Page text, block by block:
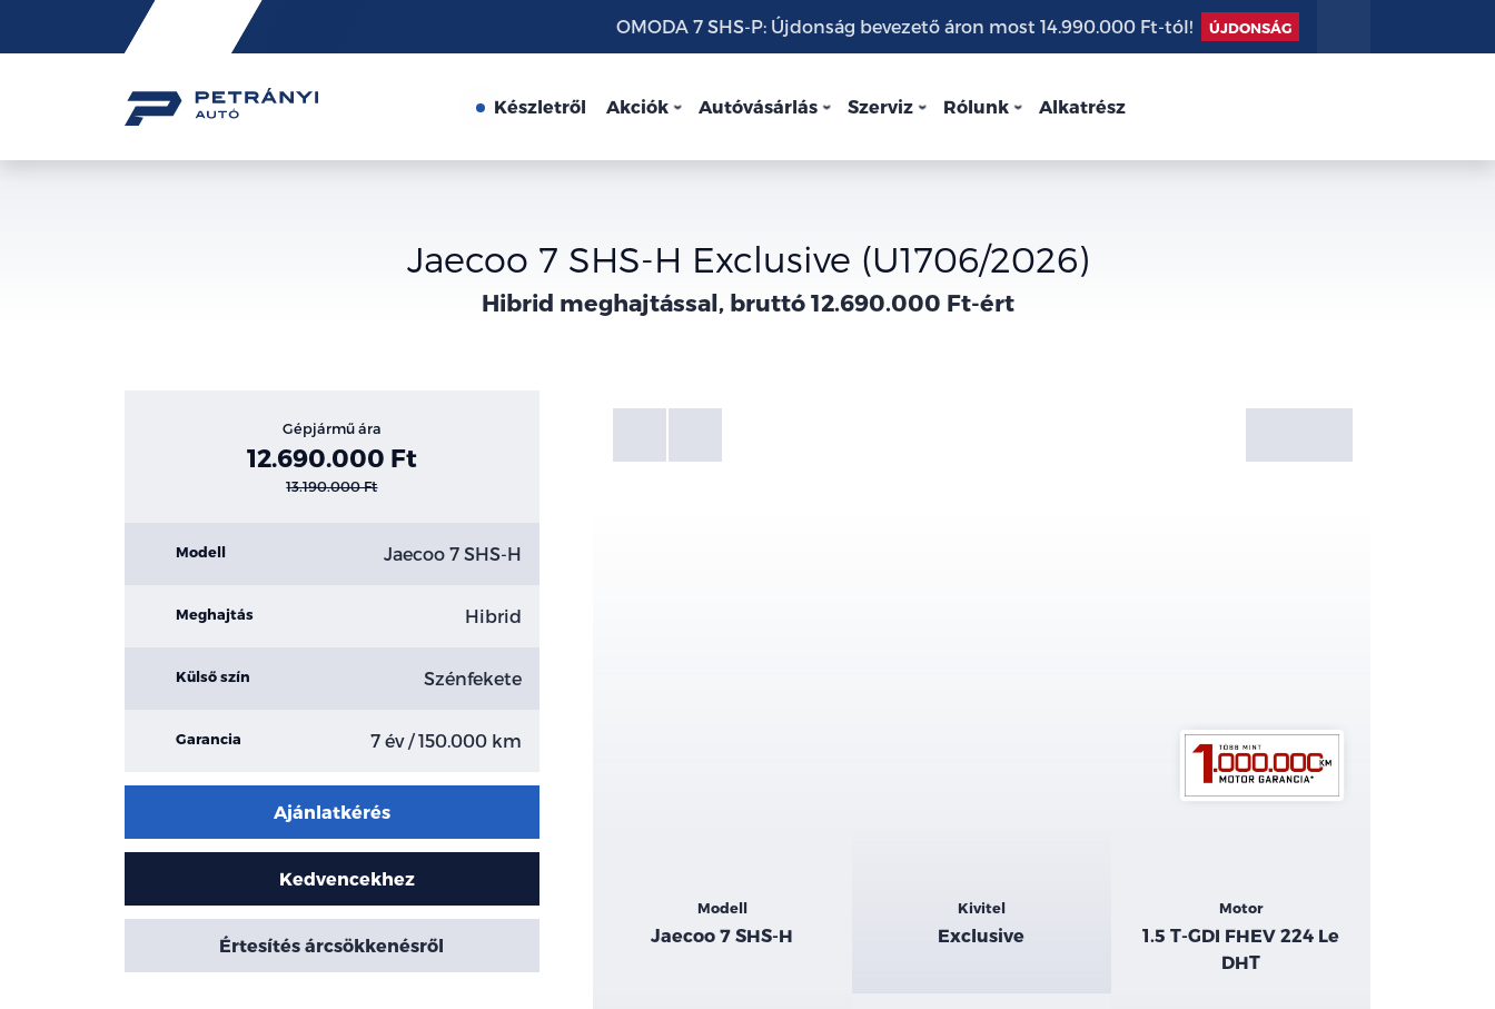
Friss
hírek
OMODA 7 SHS-P: Újdonság bevezető áron most 14.990.000 Ft-tól! ÚJDONSÁG
Készletről Akciók Autóvásárlás Szerviz Rólunk Alkatrész
Jaecoo 7 SHS-H Exclusive (U1706/2026)
Hibrid meghajtással, bruttó 12.690.000 Ft-ért
Gépjármű ára
12.690.000 Ft
13.190.000 Ft
Modell Jaecoo 7 SHS-H
Meghajtás Hibrid
Külső szín Szénfekete
Garancia 7 év / 150.000 km
Ajánlatkérés
Kedvencekhez
Értesítés árcsökkenésről
Galéria
Kiemelt
adatok
Modell
Jaecoo 7 SHS-H
Kivitel
Exclusive
Motor
1.5 T-GDI FHEV 224 Le
DHT